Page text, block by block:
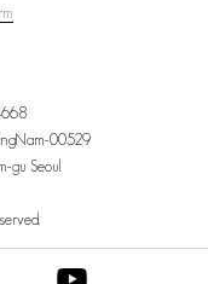
00529
gu Seoul